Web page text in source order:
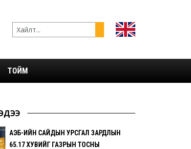
ТОЙМ
АҮЭБ-ИЙН САЙДЫН УРСГАЛ ЗАРДЛЫН
65.17 ХУВИЙГ ГАЗРЫН ТОСНЫ